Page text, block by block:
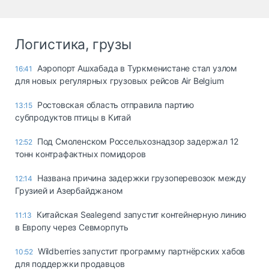
Логистика, грузы
16:41
Аэропорт Ашхабада в Туркменистане стал узлом
для новых регулярных грузовых рейсов Air Belgium
13:15 Ростовская область отправила партию
субпродуктов птицы в Китай
12:52 Под Смоленском Россельхознадзор задержал 12
тонн контрафактных помидоров
12:14
Названа причина задержки грузоперевозок между
Грузией и Азербайджаном
11:13
Китайская Sealegend запустит контейнерную линию
в Европу через Севморпуть
10:52 Wildberries запустит программу партнёрских хабов
для поддержки продавцов